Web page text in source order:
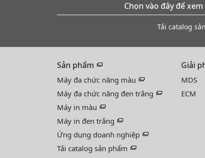
Chọn vào đây để
Tải catalog
Sản phẩm
Máy đa chức năng màu
Máy đa chức năng đen trắng
Máy in màu
Máy in đen trắng
Ứng dụng doanh nghiệp
Tải catalog sản phẩm
Giải
MDS
ECM